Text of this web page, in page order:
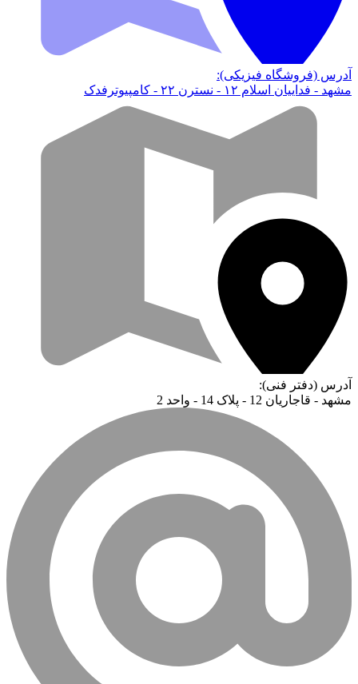
آدرس (فروشگاه فیزیکی):
مشهد - فداییان اسلام ۱۲ - نسترن ۲۲ - کامپیوترفدک
آدرس (دفتر فنی):
مشهد - قاجاریان 12 - پلاک 14 - واحد 2